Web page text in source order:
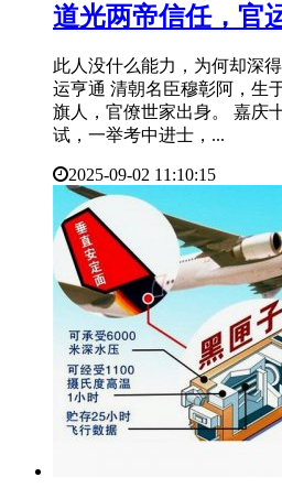
道光两帝信任，官
此人没什么能力，为何却深
运亨通 清朝名臣穆彰阿，生
旗人，官僚世家出身。 嘉庆
试，一举考中进士，...
2025-09-02 11:10:15